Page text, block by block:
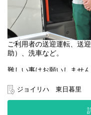
ご利用者の送迎運転、送
助）、洗車など。
難しい事はお願いしませ
あたたかい雰囲気と人間
50代・60代の中高年・シ
身体に無理なく働いていま
ジョイリハ 東日暮里